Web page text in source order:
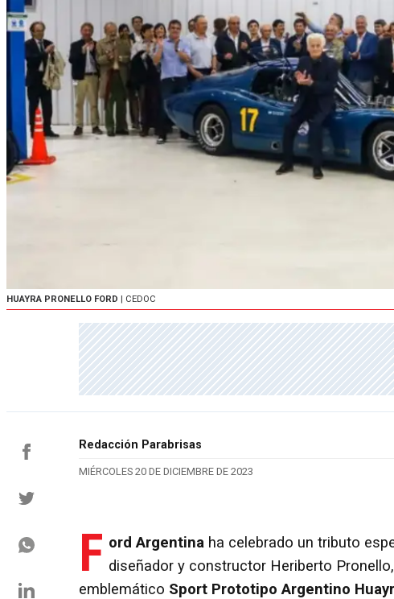
HUAYRA PRONELLO FORD | CEDOC
Redacción Parabrisas
MIÉRCOLES 20 DE DICIEMBRE DE 2023
F ord Argentina ha celebrado un tributo
diseñador y constructor Heriberto
emblemático Sport Prototipo Argentino